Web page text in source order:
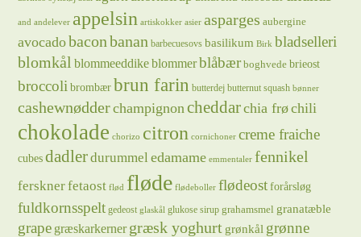
and andelever appelsin artiskokker asier asparges aubergine
avocadobaconbanan barbecuesovs basilikum Birk bladselleri
blomkål blommeeddikeblommerblåbær boghvede brieost
broccoli brombær brun farin butterdej butternut squash bønner
cashewnødderchampignoncheddarchia frøchili
chokolade chorizo citron cornichoner creme fraiche
cubes dadlerdurummeledamame emmentaler fennikel
fersknerfetaost flød fløde flødeboller flødeost forårsløg
fuldkornsspelt gedeost glaskål glukose sirup grahamsmel granatæble
grape græskarkernergræsk yoghurt grønkål grønne